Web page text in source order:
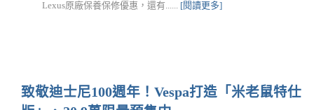
Lexus原廠保養保修優惠，還有...... [閱讀更多]
致敬迪士尼100週年！Vespa打造「米老鼠特仕